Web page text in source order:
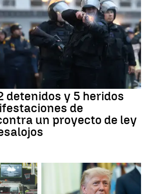
detenidos y 5 heridos
de
un proyecto de ley